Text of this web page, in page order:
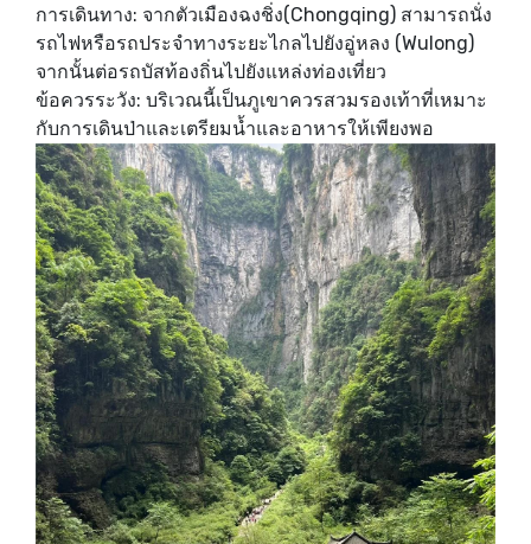
การเดินทาง: จากตัวเมืองฉงชิ่ง(Chongqing) สามารถนั่ง
รถไฟหรือรถประจำทางระยะไกลไปยังอู่หลง (Wulong)
จากนั้นต่อรถบัสท้องถิ่นไปยังแหล่งท่องเที่ยว
ข้อควรระวัง: บริเวณนี้เป็นภูเขาควรสวมรองเท้าที่เหมาะ
กับการเดินป่าและเตรียมน้ำและอาหารให้เพียงพอ